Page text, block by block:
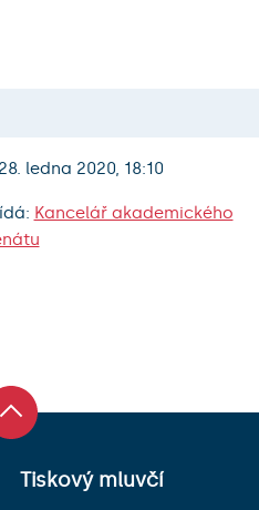
ledna 2020, 18:10
Kancelář akademického
Tiskový mluvčí